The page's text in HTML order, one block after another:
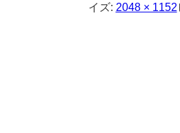
イズ: 2048 × 1152